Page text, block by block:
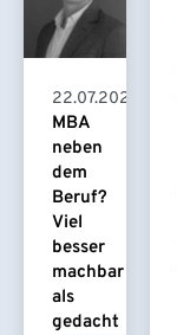
22.07.2026
MBA
neben
dem
Beruf?
Viel
besser
machbar
als
gedacht